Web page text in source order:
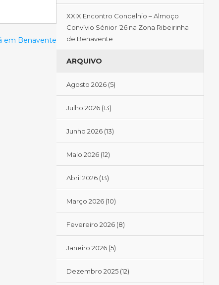
em Benavente
XXIX Encontro Concelhio – Almoço
Convívio Sénior ’26 na Zona Ribeirinha
de Benavente
ARQUIVO
Agosto 2026(5)
Julho 2026(13)
Junho 2026(13)
Maio 2026(12)
Abril 2026(13)
Março 2026(10)
Fevereiro 2026(8)
Janeiro 2026(5)
Dezembro 2025(12)